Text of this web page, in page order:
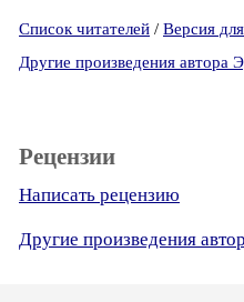
Список читателей / Версия
Другие произведения автора
Рецензии
Написать рецензию
Другие произведения